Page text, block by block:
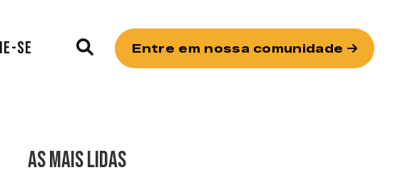
SE Entre em nossa comunidade
AS MAIS LIDAS